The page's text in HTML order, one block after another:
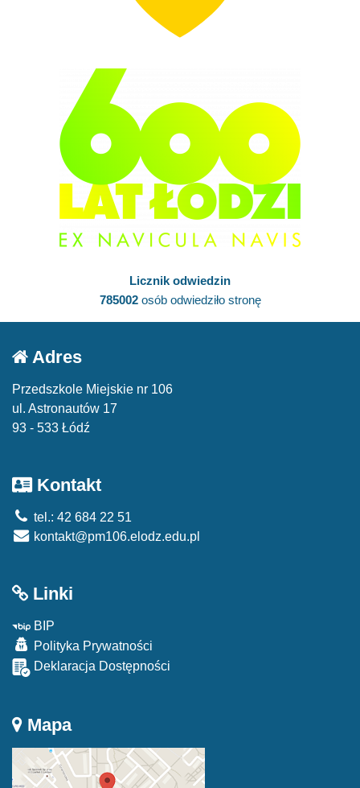
Licznik odwiedzin
785002osób odwiedziło stronę
Adres
Przedszkole Miejskie nr 106
ul. Astronautów 17
93 - 533 Łódź
Kontakt
tel.: 42 684 22 51
kontakt@pm106.elodz.edu.pl
Linki
BIP
Polityka Prywatności
Deklaracja Dostępności
Mapa